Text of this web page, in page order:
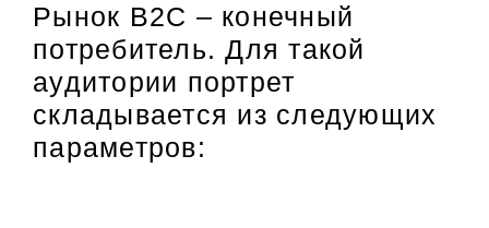
Рынок B2C – конечный
потребитель. Для такой
аудитории портрет
складывается из следующих
параметров: